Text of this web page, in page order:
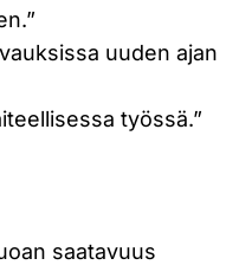
uuden ajan
työssä.”
saatavuus